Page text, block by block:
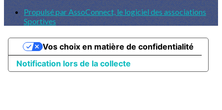
Propulsé par AssoConnect, le logiciel des associations
Sportives
Notification lors de la collecte
Vos choix en matière de confidentialité